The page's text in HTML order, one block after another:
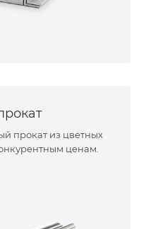
прокат из цветных
ценам.